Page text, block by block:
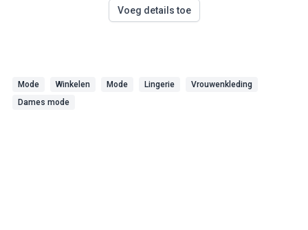
Voeg details toe
Mode Winkelen Mode Lingerie
Vrouwenkleding
Dames mode